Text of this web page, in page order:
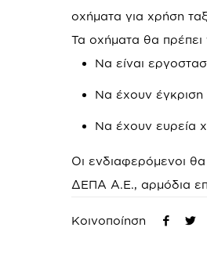
οχήματα για χρήση
Τα οχήματα θα
Να είναι
Να έχουν
Να έχουν ευρεία
Οι ενδιαφερόμενοι
ΔΕΠΑ Α.Ε., αρμόδια
Κοινοποίηση